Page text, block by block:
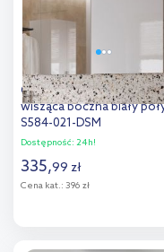
Cersanit City szafka 60
wisząca boczna biały
S584-021-DSM
Dostępność: 24h!
335,99 zł
Cena kat.: 396 zł